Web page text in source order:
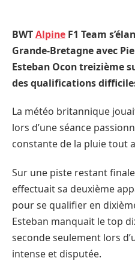
BWTAlpine F1 Team
Grande-Bretagne avec
Esteban Ocon treizième
des qualifications
La météo britannique
lors d’une séance
constante de la pluie tout
Sur une piste restant
effectuait sa deuxième
pour se qualifier en
Esteban manquait le top
seconde seulement lors
intense et disputée.